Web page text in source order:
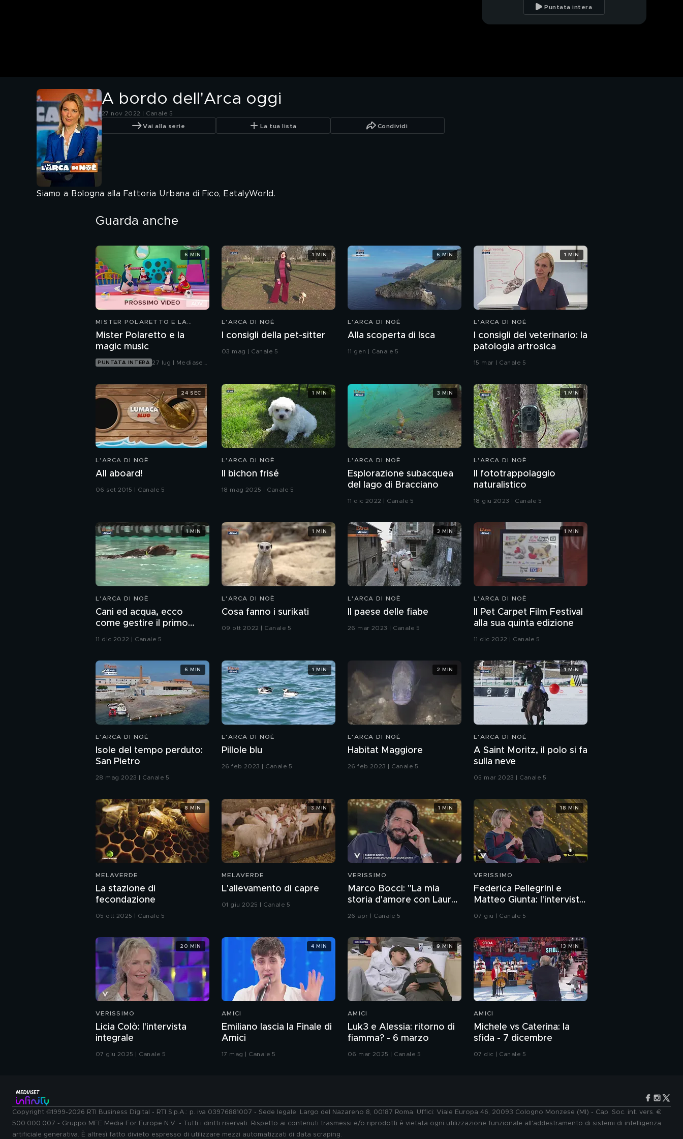
Puntata intera
A bordo dell'Arca oggi
27 nov 2022 | Canale 5
Vai alla serie La tua lista Condividi
Siamo a Bologna alla Fattoria Urbana di Fico, EatalyWorld.
Guarda anche
PROSSIMO VIDEO
MISTER POLARETTO E LA
Mister Polaretto e la
magic music
PUNTATA INTERA 27 lug | Mediaset
6 MIN
L'ARCA DI NOÈ
I consigli della pet-sitter
03 mag | Canale 5
1 MIN
L'ARCA DI NOÈ
Alla scoperta di Isca
11 gen | Canale 5
6 MIN
L'ARCA DI NOÈ
I consigli del veterinario: la
patologia artrosica
15 mar | Canale 5
1 MIN
L'ARCA DI NOÈ
All aboard!
06 set 2015 | Canale 5
24 SEC
L'ARCA DI NOÈ
Il bichon frisé
18 mag 2025 | Canale 5
1 MIN
L'ARCA DI NOÈ
Esplorazione subacquea
del lago di Bracciano
11 dic 2022 | Canale 5
3 MIN
L'ARCA DI NOÈ
Il fototrappolaggio
naturalistico
18 giu 2023 | Canale 5
1 MIN
L'ARCA DI NOÈ
Cani ed acqua, ecco
come gestire il primo
approccio
11 dic 2022 | Canale 5
1 MIN
L'ARCA DI NOÈ
Cosa fanno i surikati
09 ott 2022 | Canale 5
1 MIN
L'ARCA DI NOÈ
Il paese delle fiabe
26 mar 2023 | Canale 5
3 MIN
L'ARCA DI NOÈ
Il Pet Carpet Film Festival
alla sua quinta edizione
11 dic 2022 | Canale 5
1 MIN
L'ARCA DI NOÈ
Isole del tempo perduto:
San Pietro
28 mag 2023 | Canale 5
6 MIN
L'ARCA DI NOÈ
Pillole blu
26 feb 2023 | Canale 5
1 MIN
L'ARCA DI NOÈ
Habitat Maggiore
26 feb 2023 | Canale 5
2 MIN
L'ARCA DI NOÈ
A Saint Moritz, il polo si fa
sulla neve
05 mar 2023 | Canale 5
1 MIN
MELAVERDE
La stazione di
fecondazione
05 ott 2025 | Canale 5
8 MIN
MELAVERDE
L'allevamento di capre
01 giu 2025 | Canale 5
3 MIN
VERISSIMO
Marco Bocci: "La mia
storia d'amore con Laura
Chiatti"
26 apr | Canale 5
1 MIN
VERISSIMO
Federica Pellegrini e
Matteo Giunta: l'intervista
integrale
07 giu | Canale 5
18 MIN
VERISSIMO
Licia Colò: l'intervista
integrale
07 giu 2025 | Canale 5
20 MIN
AMICI
Emiliano lascia la Finale di
Amici
17 mag | Canale 5
4 MIN
AMICI
Luk3 e Alessia: ritorno di
fiamma? - 6 marzo
06 mar 2025 | Canale 5
9 MIN
AMICI
Michele vs Caterina: la
sfida - 7 dicembre
07 dic | Canale 5
13 MIN
Copyright ©1999-2026 RTI Business Digital - RTI S.p.A.: p. iva 03976881007 - Sede legale: Largo del Nazareno 8, 00187 Roma. Uffici: Viale Europa 46, 20093 Cologno Monzese (MI) - Cap. Soc. int. vers. €
500.000.007 - Gruppo MFE Media For Europe N.V. - Tutti i diritti riservati. Rispetto ai contenuti trasmessi e/o riprodotti è vietata ogni utilizzazione funzionale all'addestramento di sistemi di intelligenza
artificiale generativa. È altresì fatto divieto espresso di utilizzare mezzi automatizzati di data scraping.